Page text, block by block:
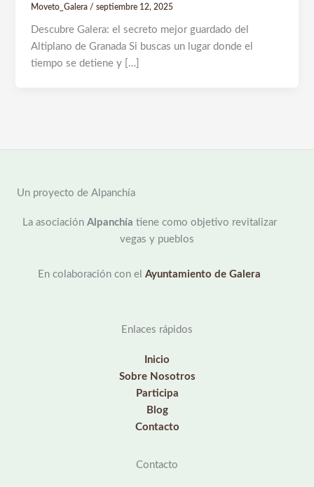
Moveto_Galera /septiembre 12, 2025
Descubre Galera: el secreto mejor guardado del
Altiplano de Granada Si buscas un lugar donde el
tiempo se detiene y […]
Un proyecto de Alpanchía
La asociación Alpanchía tiene como objetivo revitalizar
vegas y pueblos
En colaboración con elAyuntamiento de Galera
Enlaces rápidos
Inicio
Sobre Nosotros
Participa
Blog
Contacto
Contacto